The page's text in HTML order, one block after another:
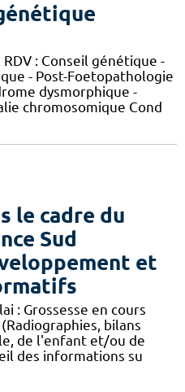
: Conseil génétique -
- Post-Foetopathologie
dysmorphique -
chromosomique Cond
le cadre du
Sud
et
: Grossesse en cours
bilans
de l'enfant et/ou de
des informations su